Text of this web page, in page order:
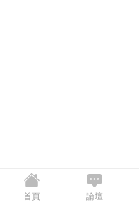
首頁 論壇